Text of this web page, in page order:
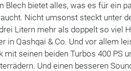
Blech bietet alles, was es für ein
Nicht umsonst steckt unter
Litern mehr als doppelt so viel
in Qashqai & Co. Und vor allem
mit seinen beiden Turbos 400 PS
Und einen besseren